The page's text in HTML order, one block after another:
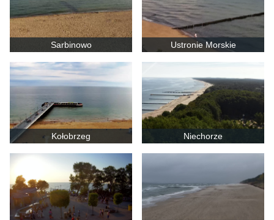
Sarbinowo Ustronie Morskie
Kołobrzeg Niechorze